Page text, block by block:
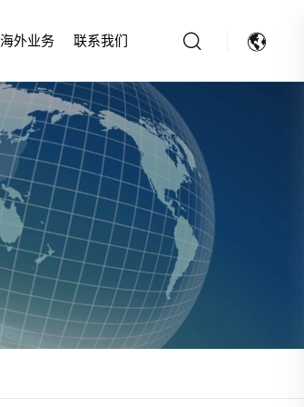
海外业务 联系我们